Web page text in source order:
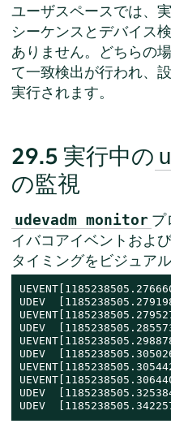
ユーザスペースでは、
シーケンスとデバイス
ありません。どちらの
て一致検出が行われ、
実行されます。
29.5 実行中の
の監視
udevadm monitor プ
イバコアイベントおよび
タイミングをビジュア
UDEV
UDEV
UDEV
UDEV
UDEV